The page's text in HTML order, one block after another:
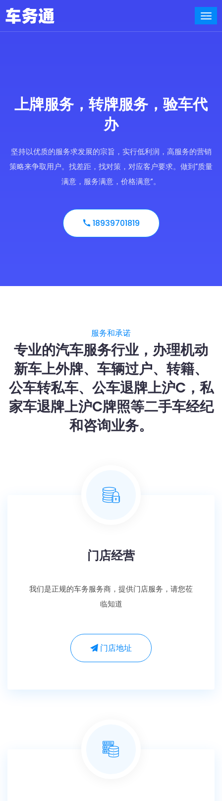
上牌服务，转牌服务，验车代
办
坚持以优质的服务求发展的宗旨，实行低利润，高服务的营销
策略来争取用户。找差距，找对策，对应客户要求。做到“质量
满意，服务满意，价格满意”。
18939701819
服务和承诺
专业的汽车服务行业，办理机动
新车上外牌、车辆过户、转籍、
公车转私车、公车退牌上沪C，私
家车退牌上沪C牌照等二手车经纪
和咨询业务。
门店经营
我们是正规的车务服务商，提供门店服务，请您莅
临知道
门店地址